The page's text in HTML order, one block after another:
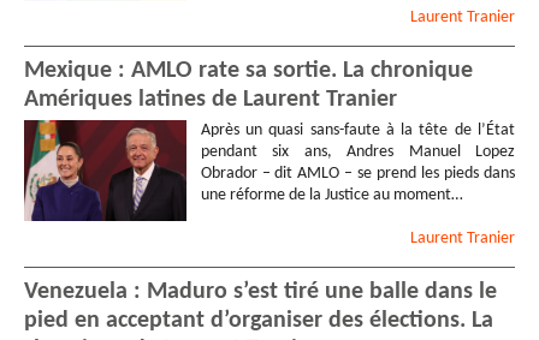
Laurent Tranier
Mexique : AMLO rate sa sortie. La chronique
Amériques latines de Laurent Tranier
Après un quasi sans-faute à la tête de l’État
pendant six ans, Andres Manuel Lopez
Obrador – dit AMLO – se prend les pieds dans
une réforme de la Justice au moment…
Laurent Tranier
Venezuela : Maduro s’est tiré une balle dans le
pied en acceptant d’organiser des élections. La